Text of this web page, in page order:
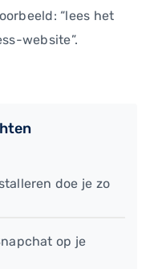
“lees het
website”.
doe je zo
op je